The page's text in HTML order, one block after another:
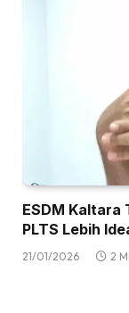
ESDM Kaltara
PLTS Lebih
21/01/2026 2